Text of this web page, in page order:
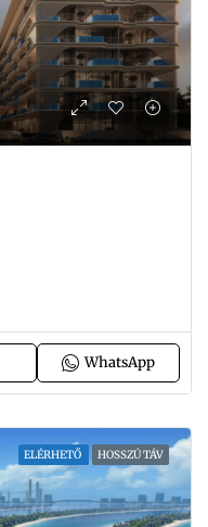
WhatsApp
ELÉRHETŐ HOSSZÚ TÁV